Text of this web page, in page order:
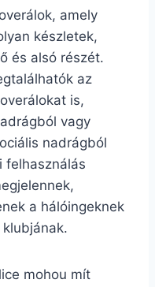
amely
készletek,
és alsó részét.
az
is,
vagy
nadrágból
felhasználás
a hálóingeknek
mohou mít